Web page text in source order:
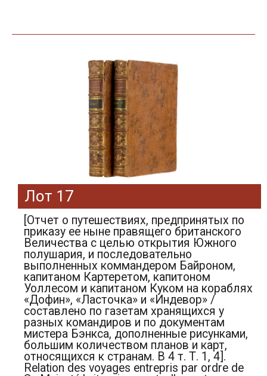
Лот 17
[Отчет о путешествиях, предпринятых по
приказу ее ныне правящего британского
Величества с целью открытия Южного
полушария, и последовательно
выполненных коммандером Байроном,
капитаном Картеретом, капитоном
Уоллесом и капитаном Куком на кораблях
«Дофин», «Ласточка» и «Индевор» /
составлено по газетам хранящихся у
разных командиров и по документам
мистера Бэнкса, дополненные рисунками,
большим количеством планов и карт,
относящихся к странам. В 4 т. Т. 1, 4].
Relation des voyages entrepris par ordre de